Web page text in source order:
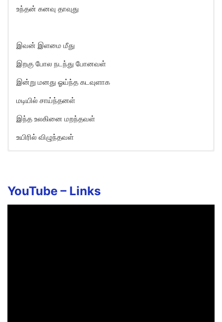
உந்தன் கனவு தாவுது
இவன் இளமை மீது
இறகு போல நடந்து போனவள்
இன்று மனது ஓய்ந்த கடவுளாக
மடியில் சாய்ந்தனள்
இந்த உலகினை மறந்தவள்
உயிரில் விழுந்தவள்
Nesam puthu nesam ithu
Nenjil puthu vathanam ithu
YouTube – Links